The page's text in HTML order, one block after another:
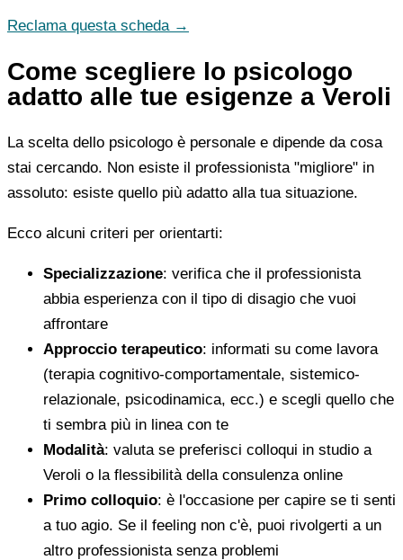
Reclama questa scheda →
Come scegliere lo psicologo
adatto alle tue esigenze a Veroli
La scelta dello psicologo è personale e dipende da cosa
stai cercando. Non esiste il professionista "migliore" in
assoluto: esiste quello più adatto alla tua situazione.
Ecco alcuni criteri per orientarti:
Specializzazione: verifica che il professionista
abbia esperienza con il tipo di disagio che vuoi
affrontare
Approccio terapeutico: informati su come lavora
(terapia cognitivo-comportamentale, sistemico-
relazionale, psicodinamica, ecc.) e scegli quello che
ti sembra più in linea con te
Modalità: valuta se preferisci colloqui in studio a
Veroli o la flessibilità della consulenza online
Primo colloquio: è l'occasione per capire se ti senti
a tuo agio. Se il feeling non c'è, puoi rivolgerti a un
altro professionista senza problemi